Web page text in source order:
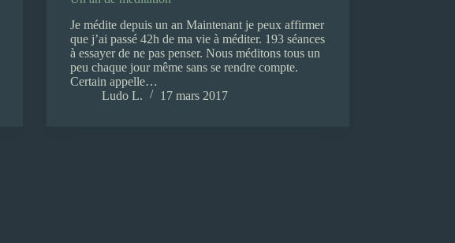
Je médite depuis un an Maintenant je peux affirmer
que j’ai passé 42h de ma vie à méditer. 193 séances
à essayer de ne pas penser. Nous méditons tous un
peu chaque jour même sans se rendre compte.
Certain appelle…
Ludo L.
17 mars 2017